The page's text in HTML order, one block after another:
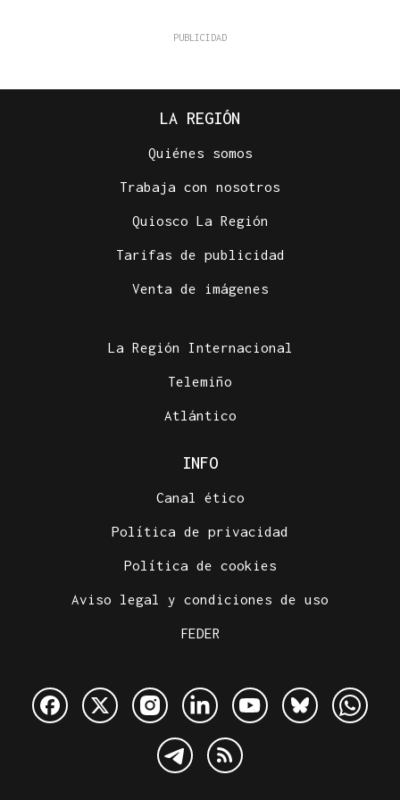
LA REGIÓN
Quiénes somos
Trabaja con nosotros
Quiosco La Región
Tarifas de publicidad
Venta de imágenes
La Región Internacional
Telemiño
Atlántico
INFO
Canal ético
Política de privacidad
Política de cookies
Aviso legal y condiciones de uso
FEDER